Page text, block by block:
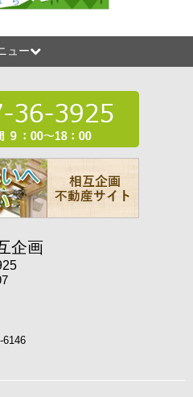
ュー
企画
6146